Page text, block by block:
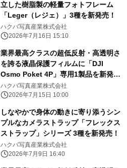
立した樹脂製の軽量フォトフレーム
「Leger（レジェ）」3種を新発売！
ハクバ写真産業株式会社
2026年7月16日 15:10
業界最高クラスの超低反射・高透明さ
を誇る液晶保護フィルムに「DJI
Osmo Poket 4P」専用1製品を新発
売！
ハクバ写真産業株式会社
2026年7月15日 10:00
しなやかで身体の動きに寄り添うシン
プルなカメラストラップ「フレックス
ストラップ」シリーズ 3種を新発売！
ハクバ写真産業株式会社
2026年7月9日 16:40